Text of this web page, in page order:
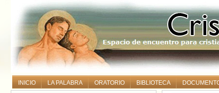
INICIO LA PALABRA ORATORIO BIBLIOTECA